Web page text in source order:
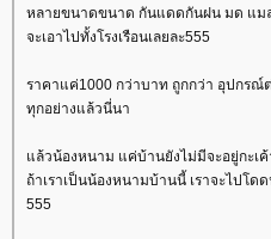
หลายขนาดขนาด กันแดดกันฝน มด แม
จะเอาไปทั้งโรงเรือนเลยละ555
ราคาแค่1000 กว่าบาท ถูกกว่า อุปกรณ์
ทุกอย่างแล้วนี่นา
ล้วน้องหนาม แค่บ้านยังไม่มีจะอยู่กะเ
ถ้าเราเป็นน้องหนามบ้านนี้ เราจะไปโด
555